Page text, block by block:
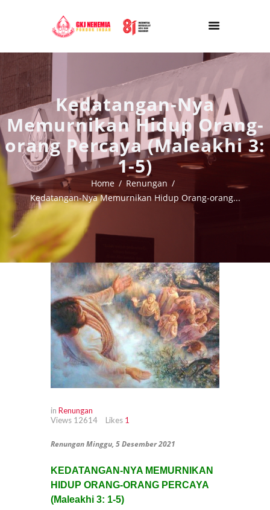
Kedatangan-Nya
Memurnikan Hidup Orang-
orang Percaya (Maleakhi 3:
1-5)
Home
Renungan
Kedatangan-Nya Memurnikan Hidup Orang-orang...
in Renungan
Views 12614 Likes 1
Renungan Minggu, 5 Desember 2021
KEDATANGAN-NYA MEMURNIKAN
HIDUP ORANG-ORANG PERCAYA
(Maleakhi 3: 1-5)